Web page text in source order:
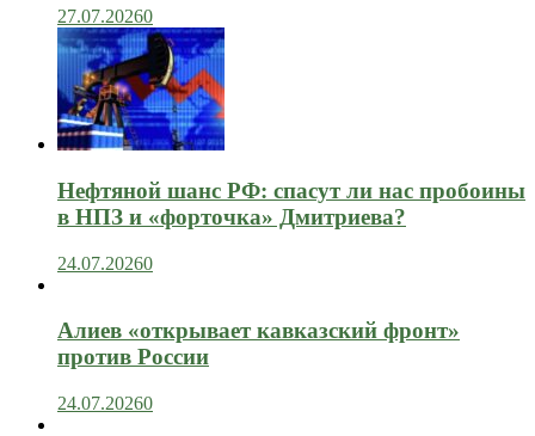
27.07.20260
Нефтяной шанс РФ: спасут ли нас пробоины
в НПЗ и «форточка» Дмитриева?
24.07.20260
Алиев «открывает кавказский фронт»
против России
24.07.20260